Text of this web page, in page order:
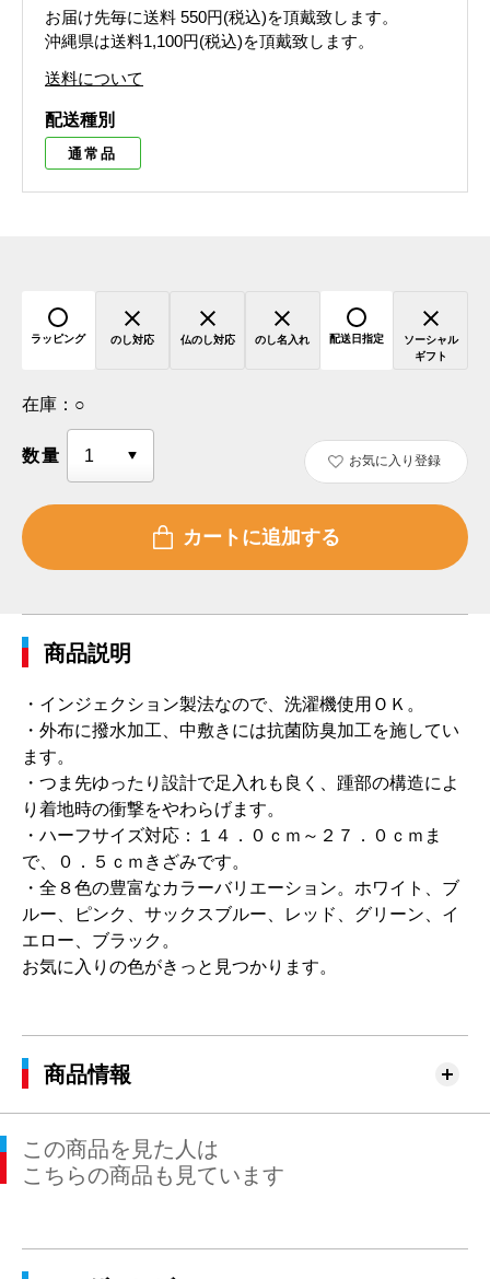
お届け先毎に送料 550円(税込)を頂戴致します。
沖縄県は送料1,100円(税込)を頂戴致します。
送料について
配送種別
通常品
ラッピング のし対応 仏のし対応 のし名入れ 配送日指定
ソーシャル
ギフト
在庫： ○
数量 お気に入り登録
商品説明
・インジェクション製法なので、洗濯機使用ＯＫ。
・外布に撥水加工、中敷きには抗菌防臭加工を施してい
ます。
・つま先ゆったり設計で足入れも良く、踵部の構造によ
り着地時の衝撃をやわらげます。
・ハーフサイズ対応：１４．０ｃｍ～２７．０ｃｍま
で、０．５ｃｍきざみです。
・全８色の豊富なカラーバリエーション。ホワイト、ブ
ルー、ピンク、サックスブルー、レッド、グリーン、イ
エロー、ブラック。
お気に入りの色がきっと見つかります。
商品情報
この商品を見た人は
こちらの商品も見ています